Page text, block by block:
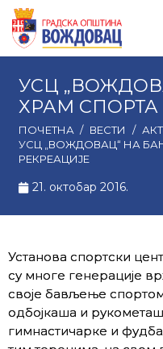
УСЦ
ХРАМ СПОРТА
ПОЧЕТНА / ВЕСТИ /
УСЦ „ВОЖДОВАЦ“ НА
РЕКРЕАЦИЈЕ
21. октобар 2016.
Установа спортски
су многе генерације
своје бављење
одбојкаша и
гимнастичарке и